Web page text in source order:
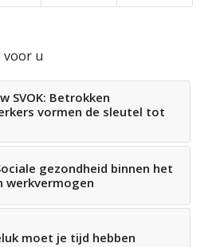
voor u
SVOK: Betrokken
vormen de sleutel tot
gezondheid binnen het
werkvermogen
moet je tijd hebben